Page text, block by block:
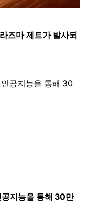
즈마 제트가 발사되
지능을 통해 30만